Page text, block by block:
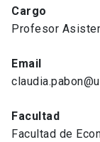
Cargo
Profesor
Email
Facultad
Facultad de